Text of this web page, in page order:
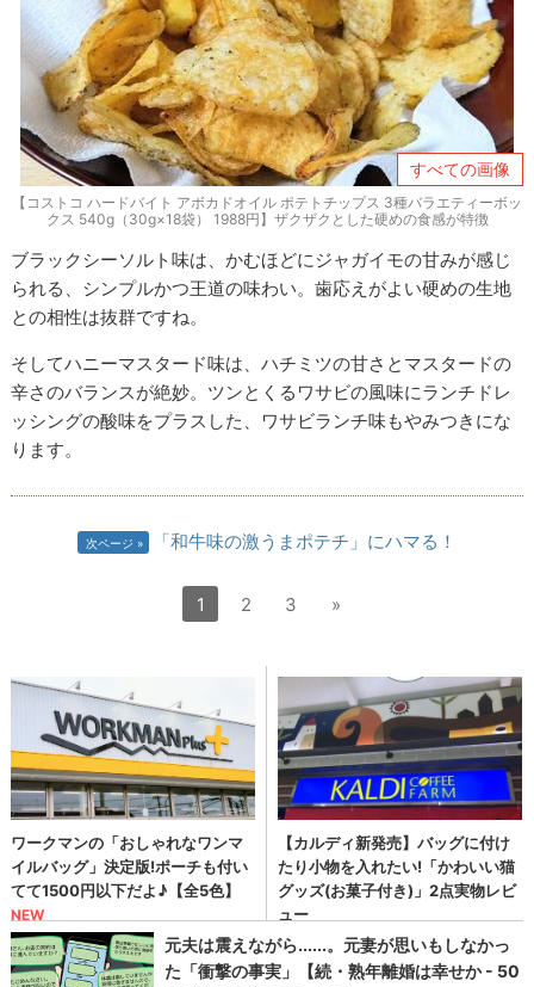
すべての画像
【コストコ ハードバイト アボカドオイル ポテトチップス 3種バラエティーボッ
クス 540g（30g×18袋） 1988円】ザクザクとした硬めの食感が特徴
ブラックシーソルト味は、かむほどにジャガイモの甘みが感じ
られる、シンプルかつ王道の味わい。歯応えがよい硬めの生地
との相性は抜群ですね。
そしてハニーマスタード味は、ハチミツの甘さとマスタードの
辛さのバランスが絶妙。ツンとくるワサビの風味にランチドレ
ッシングの酸味をプラスした、ワサビランチ味もやみつきにな
ります。
次ページ 「和牛味の激うまポテチ」にハマる！
1 2 3 »